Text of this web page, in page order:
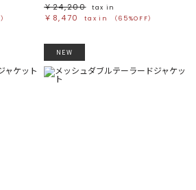
￥24,200
tax in
￥8,470 tax in （65%OFF）
NEW